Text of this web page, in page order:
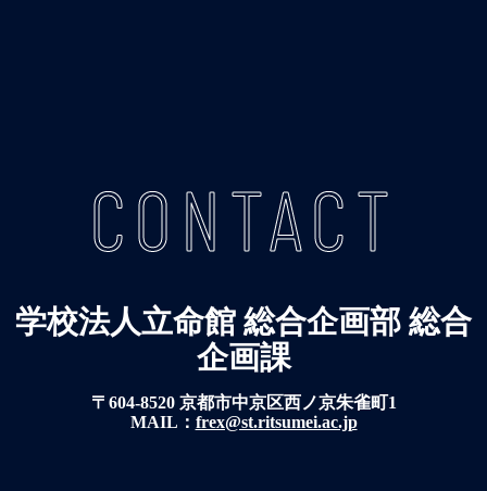
CONTACT
学校法人立命館 総合企画部 総合
企画課
〒604-8520 京都市中京区西ノ京朱雀町1
MAIL： frex@st.ritsumei.ac.jp